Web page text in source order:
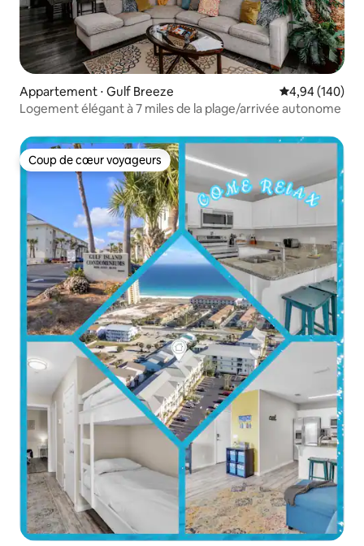
Appartement ⋅ Gulf Breeze Évaluation
4,94 (140)
Logement élégant à 7 miles de la plage/arrivée autonome
Coup de cœur voyageurs
Coup de cœur voyageurs